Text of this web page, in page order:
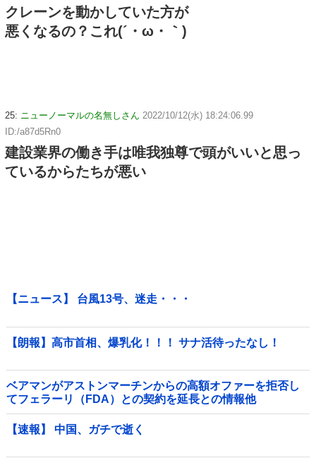
クレーンを動かしていた方が
悪くなるの？これ(´・ω・｀)
25: ニューノーマルの名無しさん 2022/10/12(水) 18:24:06.99
ID:/a87d5Rn0
建設業界の働き手は唯我独尊で頭がいいと思っ
ているからたちが悪い
【ニュース】 台風13号、迷走・・・
【朗報】高市首相、爆乳化！！！ サナ活待ったなし！
ベアマンがアストンマーチンからの高額オファーを拒否し
てフェラーリ（FDA）との契約を延長との情報他
【速報】 中国、ガチで逝く